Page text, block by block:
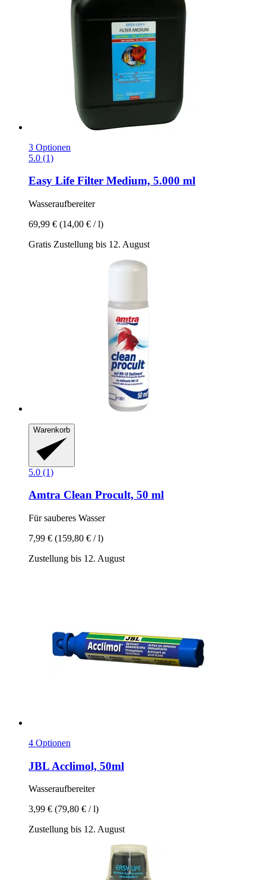
3 Optionen
5.0 (1)
Easy Life Filter Medium, 5.000 ml
Wasseraufbereiter
69,99 € (14,00 € / l)
Gratis Zustellung bis 12. August
Warenkorb
5.0 (1)
Amtra Clean Procult, 50 ml
Für sauberes Wasser
7,99 € (159,80 € / l)
Zustellung bis 12. August
4 Optionen
JBL Acclimol, 50ml
Wasseraufbereiter
3,99 € (79,80 € / l)
Zustellung bis 12. August